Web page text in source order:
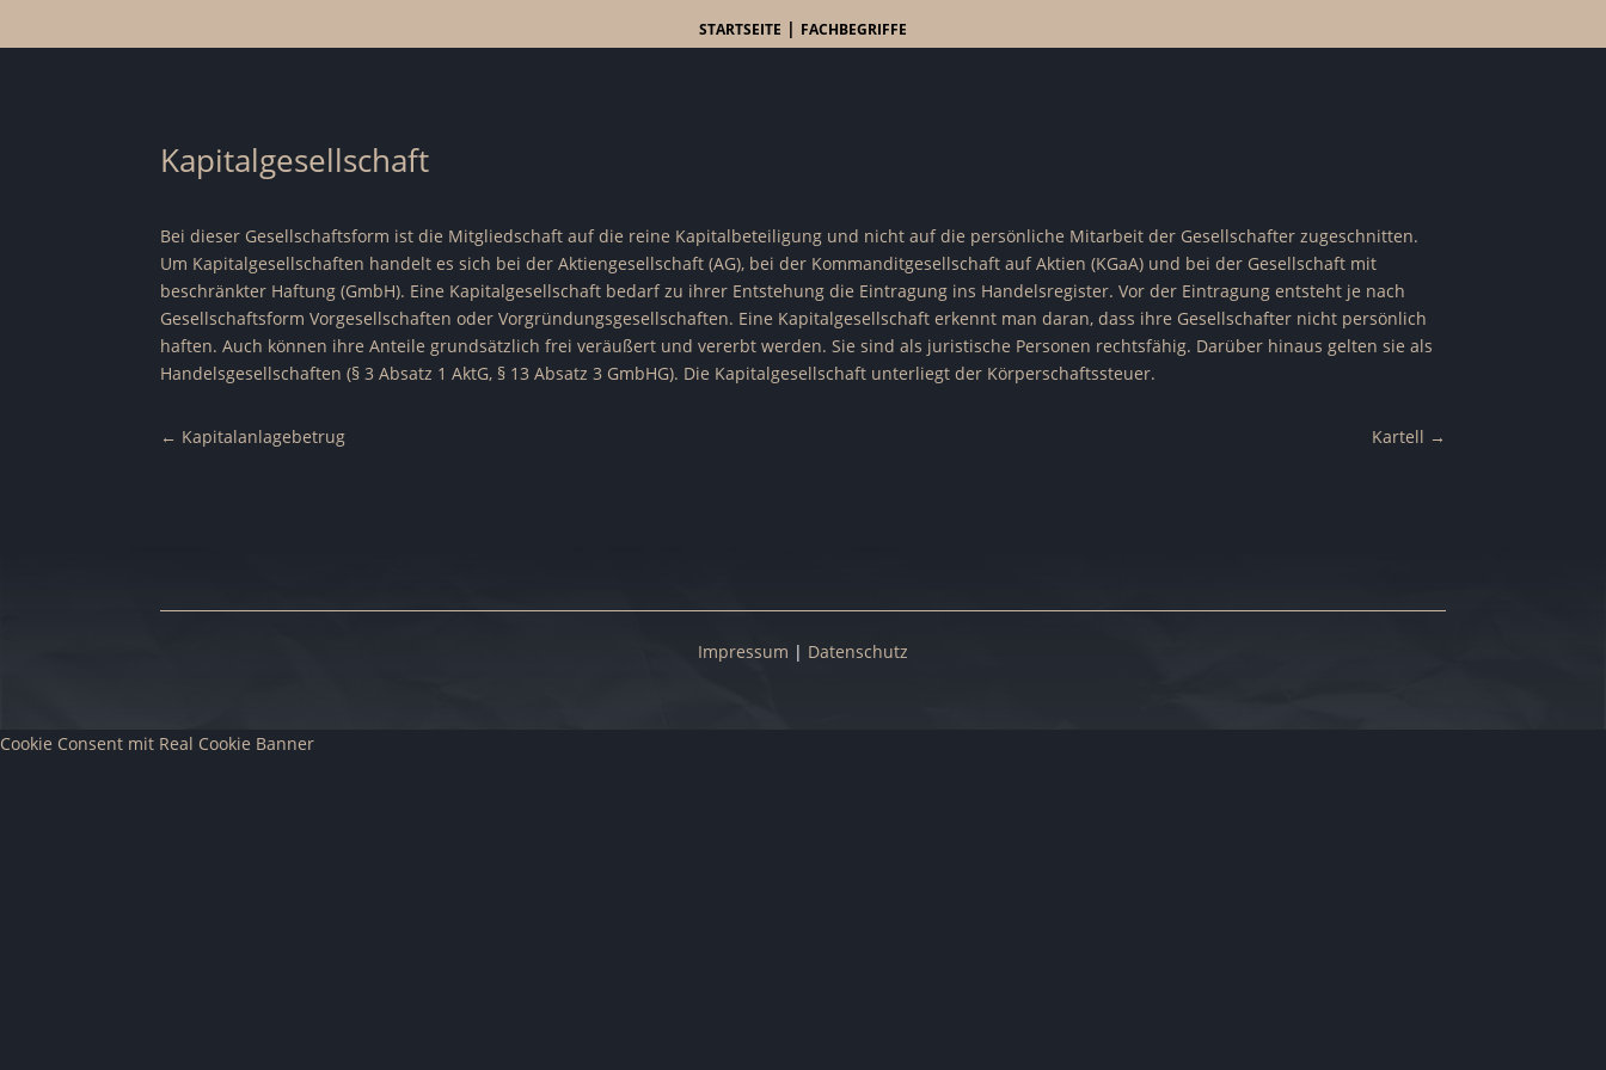
STARTSEITE | FACHBEGRIFFE
Kapitalgesellschaft
Bei dieser Gesellschaftsform ist die Mitgliedschaft auf die reine Kapitalbeteiligung und nicht auf die persönliche Mitarbeit der Gesellschafter zugeschnitten.
Um Kapitalgesellschaften handelt es sich bei der Aktiengesellschaft (AG), bei der Kommanditgesellschaft auf Aktien (KGaA) und bei der Gesellschaft mit
beschränkter Haftung (GmbH). Eine Kapitalgesellschaft bedarf zu ihrer Entstehung die Eintragung ins Handelsregister. Vor der Eintragung entsteht je nach
Gesellschaftsform Vorgesellschaften oder Vorgründungsgesellschaften. Eine Kapitalgesellschaft erkennt man daran, dass ihre Gesellschafter nicht persönlich
haften. Auch können ihre Anteile grundsätzlich frei veräußert und vererbt werden. Sie sind als juristische Personen rechtsfähig. Darüber hinaus gelten sie als
Handelsgesellschaften (§ 3 Absatz 1 AktG, § 13 Absatz 3 GmbHG). Die Kapitalgesellschaft unterliegt der Körperschaftssteuer.
← Kapitalanlagebetrug Kartell →
Impressum | Datenschutz
Cookie Consent mit Real Cookie Banner